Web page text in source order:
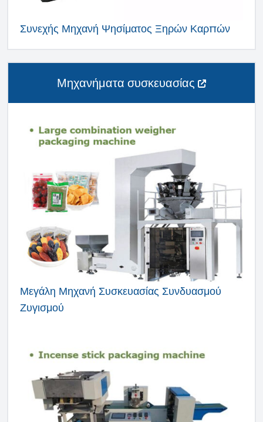
Συνεχής Μηχανή Ψησίματος Ξηρών Καρπών
Μηχανήματα συσκευασίας
Μεγάλη Μηχανή Συσκευασίας Συνδυασμού
Ζυγισμού